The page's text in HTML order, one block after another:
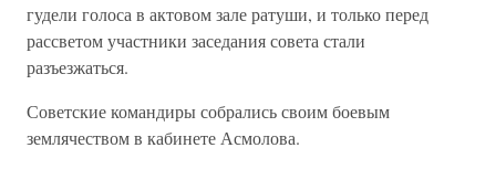
гудели голоса в актовом зале ратуши, и только перед
рассветом участники заседания совета стали
разъезжаться.
Советские командиры собрались своим боевым
землячеством в кабинете Асмолова.